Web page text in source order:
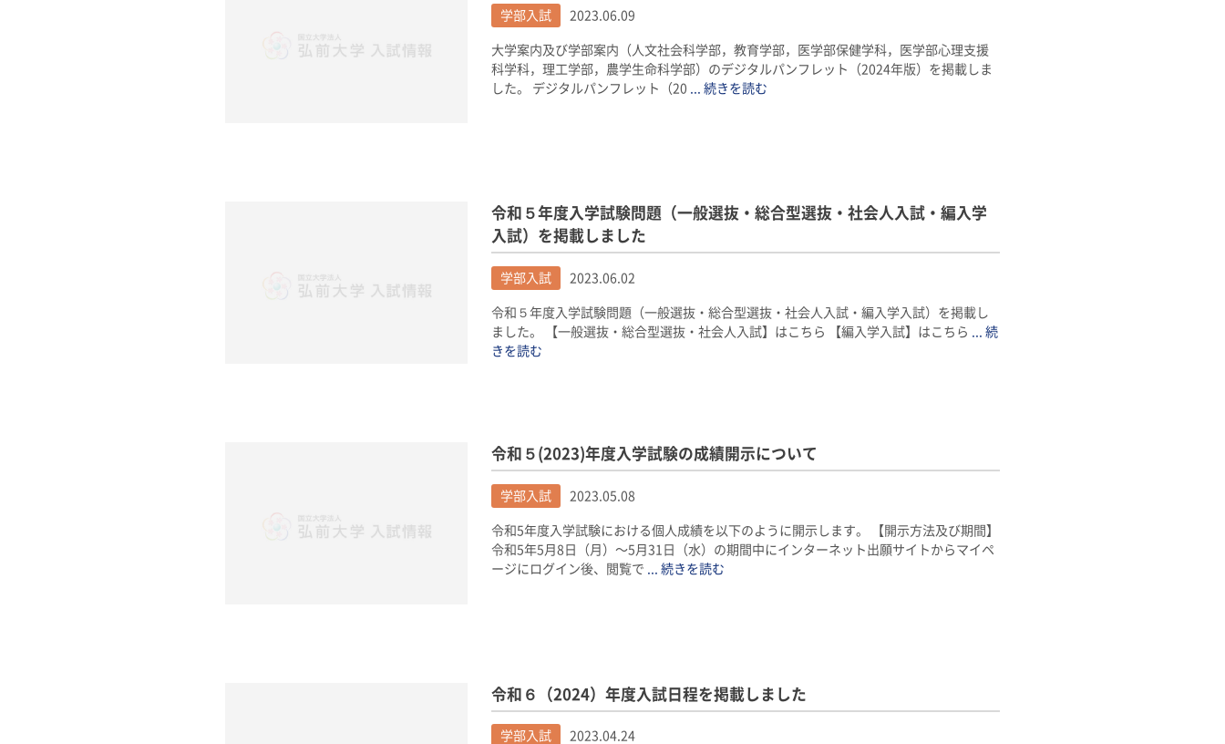
学部入試 2023.06.09
大学案内及び学部案内（人文社会科学部，教育学部，医学部保健学科，医学部心理支援
科学科，理工学部，農学生命科学部）のデジタルパンフレット（2024年版）を掲載しま
した。 デジタルパンフレット（20
... 続きを読む
令和５年度入学試験問題（一般選抜・総合型選抜・社会人入試・編入学
入試）を掲載しました
学部入試 2023.06.02
令和５年度入学試験問題（一般選抜・総合型選抜・社会人入試・編入学入試）を掲載し
ました。 【一般選抜・総合型選抜・社会人入試】はこちら 【編入学入試】はこちら
... 続
きを読む
令和５(2023)年度入学試験の成績開示について
学部入試 2023.05.08
令和5年度入学試験における個人成績を以下のように開示します。 【開示方法及び期間】
令和5年5月8日（月）〜5月31日（水）の期間中にインターネット出願サイトからマイペ
ージにログイン後、閲覧で
... 続きを読む
令和６（2024）年度入試日程を掲載しました
学部入試 2023.04.24